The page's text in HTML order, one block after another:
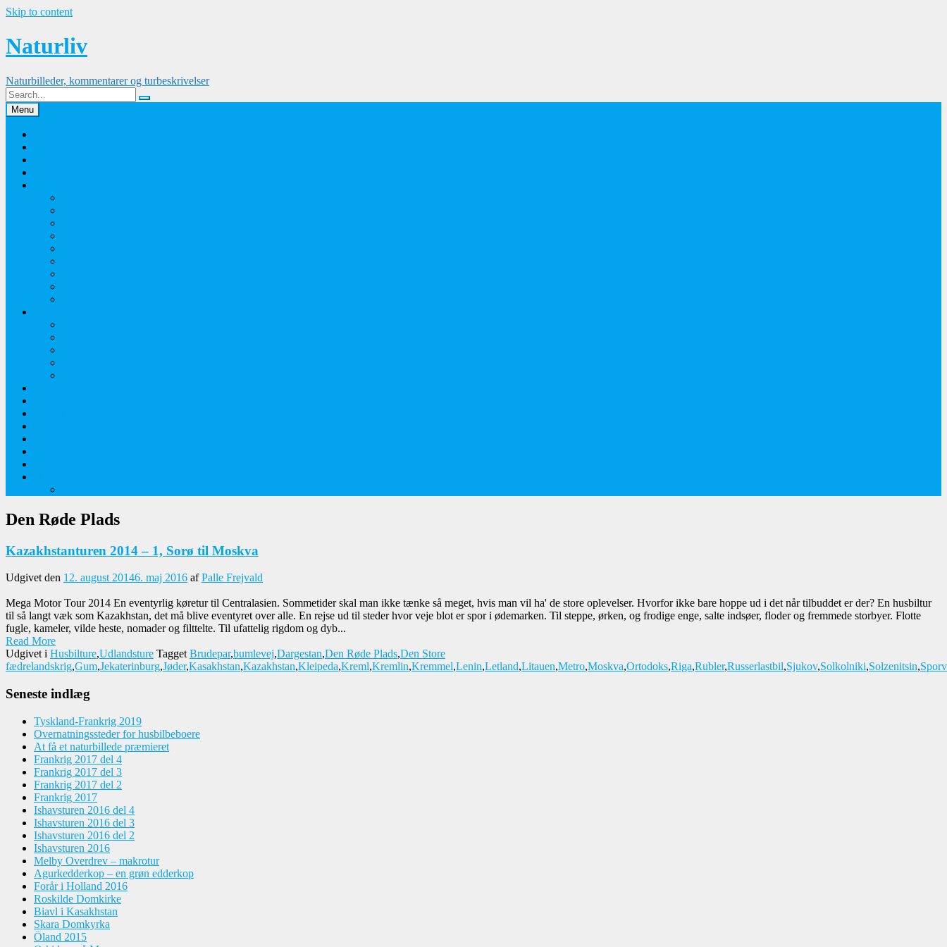
Skip to content
Naturliv
Naturbilleder, kommentarer og turbeskrivelser
Menu
Den Røde Plads
Kazakhstanturen 2014 – 1, Sorø til Moskva
Udgivet den 12. august 20146. maj 2016 afPalle Frejvald
Mega Motor Tour 2014 En eventyrlig køretur til Centralasien. Sommetider skal man ikke tænke så meget, hvis man vil ha' de store oplevelser. Hvorfor ikke bare hoppe ud i det når tilbuddet er der? En husbiltur
til så langt væk som Kazakhstan, det må blive eventyret over alle. En rejse ud til steder hvor veje blot er spor i ødemarken. Til steppe, ørken, og frodige enge, salte indsøer, floder og fremmede storbyer. Flotte
fugle, kameler, vilde heste, nomader og filttelte. Til ufattelig rigdom og dyb...
Read More
Udgivet i Husbilture,Udlandsture TaggetBrudepar,bumlevej,Dargestan,Den Røde Plads,Den Store
fædrelandskrig,Gum,Jekaterinburg,Jøder,Kasakhstan,Kazakhstan,Kleipeda,Kreml,Kremlin,Kremmel,Lenin,Letland,Litauen,Metro,Moskva,Ortodoks,Riga,Rubler,Russerlastbil,Sjukov,Solkolniki,Solzenitsin,
Seneste indlæg
Tyskland-Frankrig 2019
Overnatningssteder for husbilbeboere
At få et naturbillede præmieret
Frankrig 2017 del 4
Frankrig 2017 del 3
Frankrig 2017 del 2
Frankrig 2017
Ishavsturen 2016 del 4
Ishavsturen 2016 del 3
Ishavsturen 2016 del 2
Ishavsturen 2016
Melby Overdrev – makrotur
Agurkedderkop – en grøn edderkop
Forår i Holland 2016
Roskilde Domkirke
Biavl i Kasakhstan
Skara Domkyrka
Öland 2015